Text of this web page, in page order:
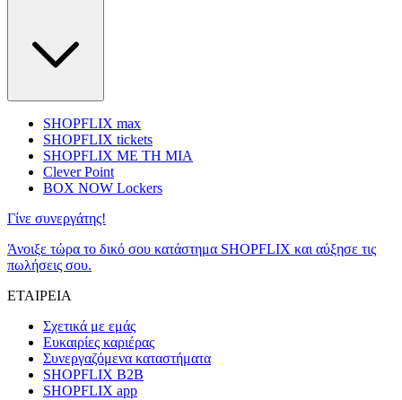
SHOPFLIX max
SHOPFLIX tickets
SHOPFLIX ΜΕ ΤΗ ΜΙΑ
Clever Point
BOX NOW Lockers
Γίνε συνεργάτης!
Άνοιξε τώρα το δικό σου κατάστημα SHOPFLIX και αύξησε τις
πωλήσεις σου.
ΕΤΑΙΡΕΙΑ
Σχετικά με εμάς
Ευκαιρίες καριέρας
Συνεργαζόμενα καταστήματα
SHOPFLIX B2B
SHOPFLIX app